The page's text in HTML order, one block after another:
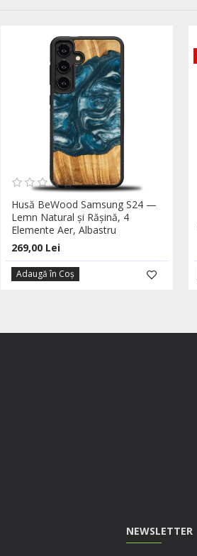
Husă BeWood Samsung S24 —
Lemn Natural și Rășină, 4
Elemente Aer, Albastru
269,00 Lei
Adaugă în Coş
NEWSLETTER